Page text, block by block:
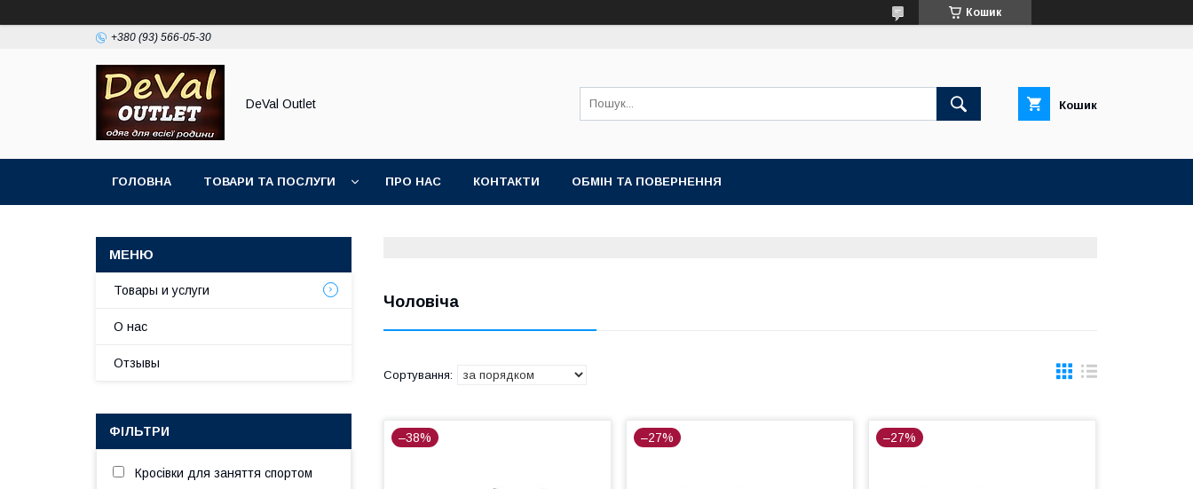
Кошик
+380 (93) 566-05-30
DeVal Outlet Кошик
ГОЛОВНА ТОВАРИ ТА ПОСЛУГИ ПРО НАС КОНТАКТИ ОБМІН ТА ПОВЕРНЕННЯ
Чоловіча
–38% –27% –27%
Товары и услуги
О нас
Отзывы
ФІЛЬТРИ
Кросівки для заняття спортом